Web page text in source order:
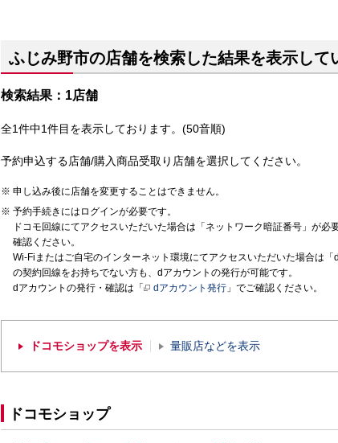
ふじみ野市の店舗を検索した結果を表示して
検索結果：1店舗
全1件中1件目を表示しております。(50音順)
予約申込する店舗/購入商品受取り店舗を選択してください。
申し込み後に店舗を変更することはできません。
予約手続きにはログインが必要です。
ドコモ回線にてアクセスいただいた場合は「ネットワーク暗証番号」が必
確認ください。
Wi-Fiまたはご自宅のインターネット環境にてアクセスいただいた場合は
の契約回線をお持ちでない方も、dアカウントの発行が可能です。
dアカウントの発行・確認は「
dアカウント発行 」でご確認ください。
ドコモショップを表示 量販店などを表示
ドコモショップ